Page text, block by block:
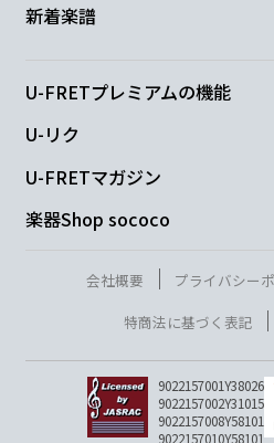
新着楽譜
U-FRETプレミアムの機能
U-リク
U-FRETマガジン
楽器Shop sococo
会社概要 プライバシー
特商法に基づく表記
9022157001Y38026
9022157002Y31015
9022157008Y58101
9022157010Y58101